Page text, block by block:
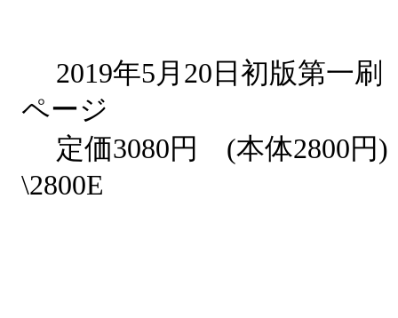
2019年5月20日初版第
ページ
定価3080円 (本体2800
\2800E